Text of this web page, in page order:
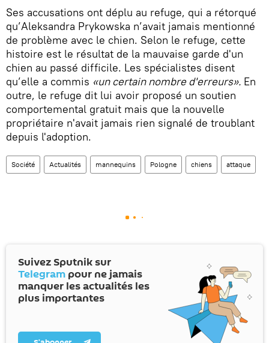
Ses accusations ont déplu au refuge, qui a rétorqué
qu’Aleksandra Prykowska n’avait jamais mentionné
de problème avec le chien. Selon le refuge, cette
histoire est le résultat de la mauvaise garde d'un
chien au passé difficile. Les spécialistes disent
qu’elle a commis «un certain nombre d'erreurs». En
outre, le refuge dit lui avoir proposé un soutien
comportemental gratuit mais que la nouvelle
propriétaire n'avait jamais rien signalé de troublant
depuis l'adoption.
Société Actualités mannequins Pologne chiens attaque
Suivez Sputnik sur
Telegram pour ne jamais
manquer les actualités les
plus importantes